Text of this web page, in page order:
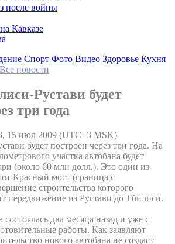
после войны
Кавказе
Спорт Фото Видео Здоровье Кухня
Все новости
Рустави будет
три года
15 июл 2009 (UTC+3 MSK)
будет построен через три года. На
участка автобана будет
(около 60 млн долл.). Это один из
Красный мост (граница с
строительства которого
передвижение из Рустави до Тбилиси.
состоялась два месяца назад и уже с
работы. Как заявляют
нового автобана не создаст